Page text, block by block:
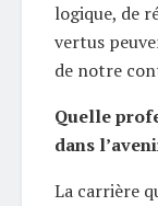
logique, de
vertus
de notre
Quelle
dans
La carrière